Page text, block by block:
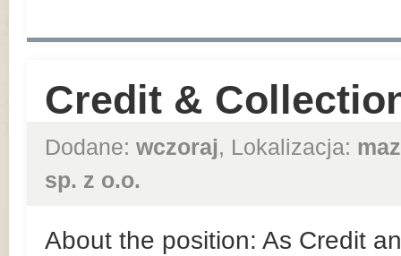
Credit &
Dodane: wczoraj, Lokalizacja:
sp. z o.o.
About the position: As Credit